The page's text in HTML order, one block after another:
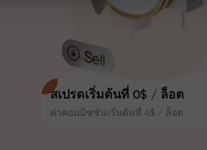
สเปรดเริ่มต้นที่ 0$ / ล็อต
ค่าคอมมิชชั่นเริ่มต้นที่ 4$ / ล็อต
ความเร็วในสนามแข่งและควา
ในการเทรดมีคุณค่าเดียวกัน
Loprais นำความมุ่งมั่นและวินั
โลกของการเทรด ในฐานะพันธ
สร้างแรงบันดาลใจให้ลูกค้าบรร
หมายที่ทะเยอทะยาน
โบนัสสูงสุด X1000 — ตัวคู